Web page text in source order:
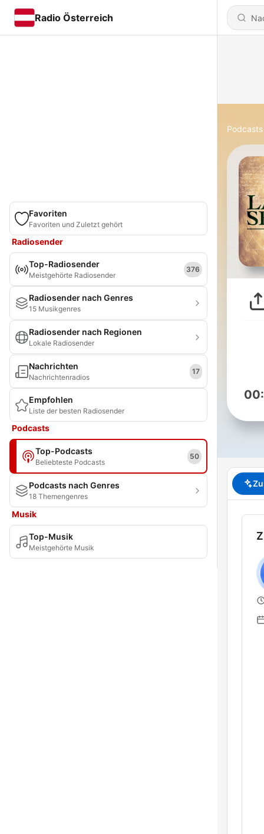
Radio Österreich
Favoriten
Favoriten und Zuletzt gehört
Radiosender
Top-Radiosender
Meistgehörte Radiosender
376
Radiosender nach Genres
15 Musikgenres
Radiosender nach Regionen
Lokale Radiosender
Nachrichten
Nachrichtenradios
17
Empfohlen
Liste der besten Radiosender
Podcasts
Top-Podcasts
Beliebteste Podcasts
50
Podcasts nach Genres
18 Themengenres
Musik
Top-Musik
Meistgehörte Musik
Podcasts